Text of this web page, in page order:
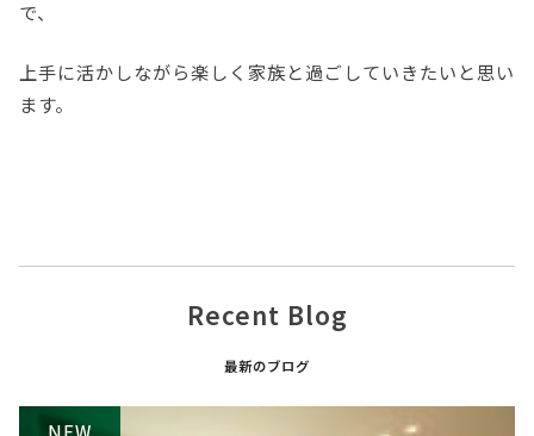
で、
上手に活かしながら楽しく家族と過ごしていきたいと思い
ます。
Recent Blog
最新のブログ